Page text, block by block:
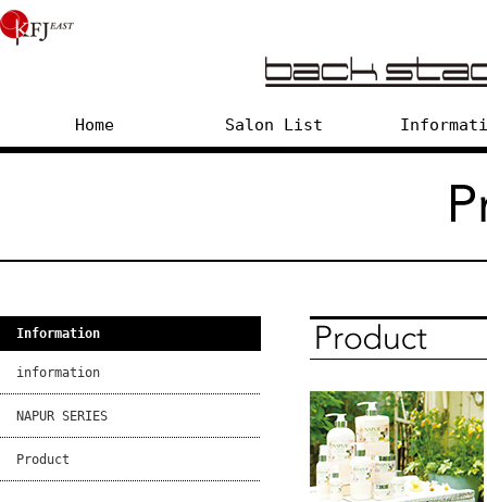
Home Salon List
Information
information
NAPUR SERIES
Product